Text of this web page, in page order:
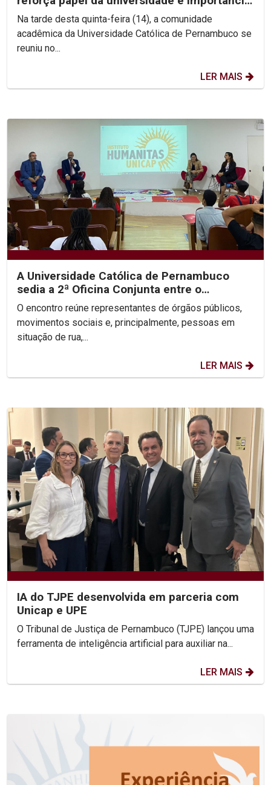
do perdão
Na tarde desta quinta-feira (14), a comunidade
acadêmica da Universidade Católica de Pernambuco se
reuniu no...
LER MAIS
A Universidade Católica de Pernambuco
sedia a 2ª Oficina Conjunta entre o
Ministério Público, a...
O encontro reúne representantes de órgãos públicos,
movimentos sociais e, principalmente, pessoas em
situação de rua,...
LER MAIS
IA do TJPE desenvolvida em parceria com
Unicap e UPE
O Tribunal de Justiça de Pernambuco (TJPE) lançou uma
ferramenta de inteligência artificial para auxiliar na...
LER MAIS